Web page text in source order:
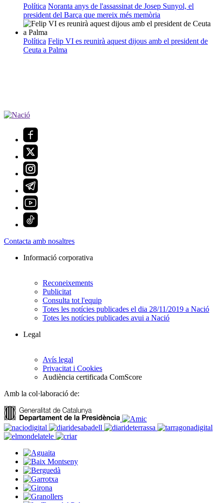
Política Noranta anys de l'assassinat de Josep Sunyol, el
president del Barça que mereix més memòria
Política Felip VI es reunirà aquest dijous amb el president de
Ceuta a Palma
Contacta amb nosaltres
Informació corporativa
Reconeixements
Publicitat
Consulta tot l'equip
Totes les notícies publicades el dia 28/11/2019 a Nació
Totes les notícies publicades avui a Nació
Legal
Avís legal
Privacitat i Cookies
Audiència certificada ComScore
Amb la col·laboració de: